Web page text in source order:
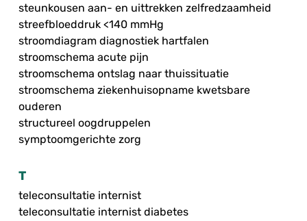
steunkousen aan- en uittrekken zelfredzaamheid
streefbloeddruk <140 mmHg
stroomdiagram diagnostiek hartfalen
stroomschema acute pijn
stroomschema ontslag naar thuissituatie
stroomschema ziekenhuisopname kwetsbare
ouderen
structureel oogdruppelen
symptoomgerichte zorg
T
teleconsultatie internist
teleconsultatie internist diabetes